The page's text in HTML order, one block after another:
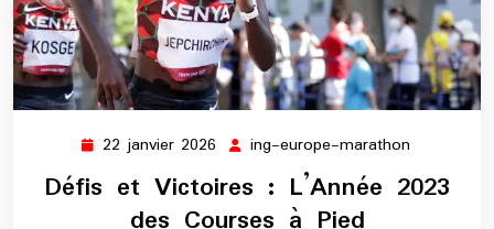
22 janvier 2026 22
janvier
2026
ing-europe-marathon
europe-
marathon
Défis et Victoires : L’Année 2023